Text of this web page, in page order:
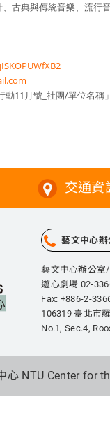
典與傳統音樂、流行
11月號_社團/單位名稱」
交通資
藝文中心
藝文中心辦公室
遊心劇場 02-
Fax: +886-2-
106319 臺北市
No.1, Sec.4,
心 NTU Center for